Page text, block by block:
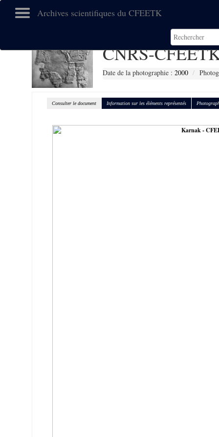
Archives scientifiques du CFEETK
CNRS-
Date de la photographie : 2000
Consulter le document Information sur les éléments représentés